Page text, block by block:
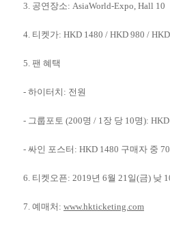
3. 공연장소: AsiaWorld-Expo, Hall 10
4. 티켓가: HKD 1480 / HKD 980 /
5. 팬 혜택
- 하이터치 : 전원
- 그룹포토 (200명 / 1장 당 10명):
- 싸인 포스터 : HKD 1480 구매자 중 70
6. 티켓오픈: 2019년 6월 21일(금) 낮
7. 예매처 : www.hkticketing.com